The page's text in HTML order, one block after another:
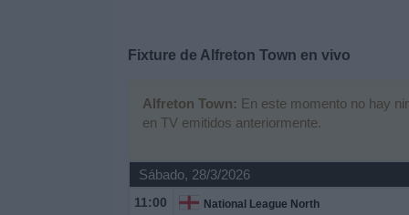
Fixture de Alfreton Town en vivo
Alfreton Town: En este momento no hay
en TV emitidos anteriormente.
Sábado, 28/3/2026
11:00 National League North